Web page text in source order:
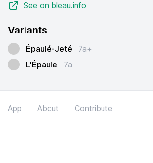
See on bleau.info
Variants
Épaulé-Jeté
7a+
L'Épaule
7a
App About Contribute